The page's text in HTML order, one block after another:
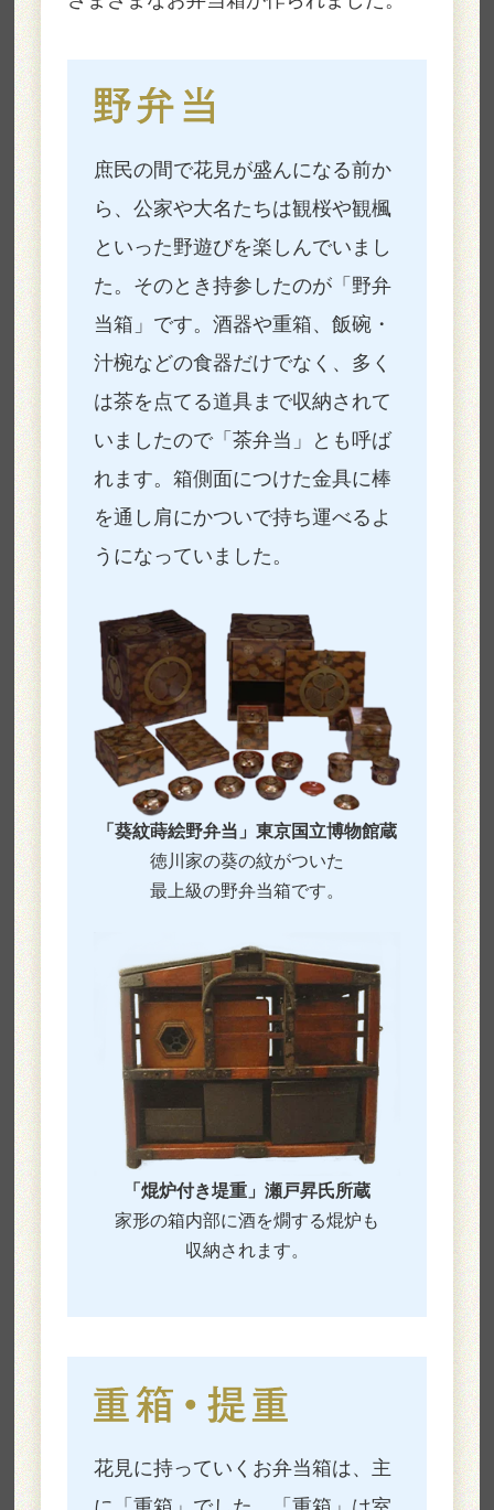
庶民の間で花見が盛んになる前か
ら、公家や大名たちは観桜や観楓
といった野遊びを楽しんでいまし
た。そのとき持参したのが「野弁
当箱」です。酒器や重箱、飯碗・
汁椀などの食器だけでなく、多く
は茶を点てる道具まで収納されて
いましたので「茶弁当」とも呼ば
れます。箱側面につけた金具に棒
を通し肩にかついで持ち運べるよ
うになっていました。
「葵紋蒔絵野弁当」東京国立博物館蔵
徳川家の葵の紋がついた
最上級の野弁当箱です。
「焜炉付き堤重」瀬戸昇氏所蔵
家形の箱内部に酒を燗する焜炉も
収納されます。
花見に持っていくお弁当箱は、主